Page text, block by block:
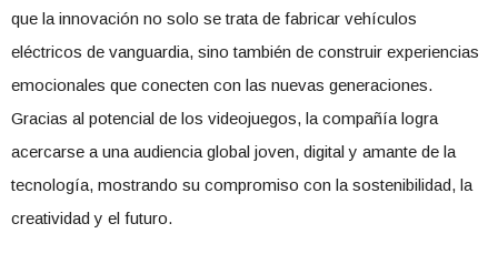
que la innovación no solo se trata de fabricar vehículos
eléctricos de vanguardia, sino también de construir experiencias
emocionales que conecten con las nuevas generaciones.
Gracias al potencial de los videojuegos, la compañía logra
acercarse a una audiencia global joven, digital y amante de la
tecnología, mostrando su compromiso con la sostenibilidad, la
creatividad y el futuro.